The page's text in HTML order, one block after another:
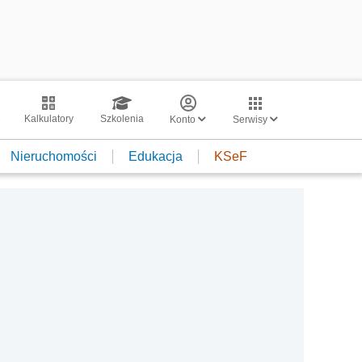
Kalkulatory Szkolenia Konto Serwisy
Nieruchomości Edukacja KSeF